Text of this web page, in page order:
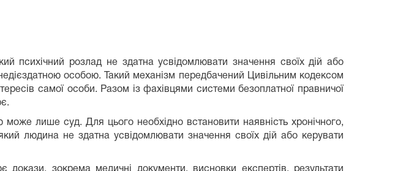
психічний розлад не здатна усвідомлювати значення своїх дій або
особою. Такий механізм передбачений Цивільним кодексом
самої особи. Разом із фахівцями системи безоплатної правничої
може лише суд. Для цього необхідно встановити наявність хронічного,
людина не здатна усвідомлювати значення своїх дій або керувати
докази, зокрема медичні документи, висновки експертів, результати